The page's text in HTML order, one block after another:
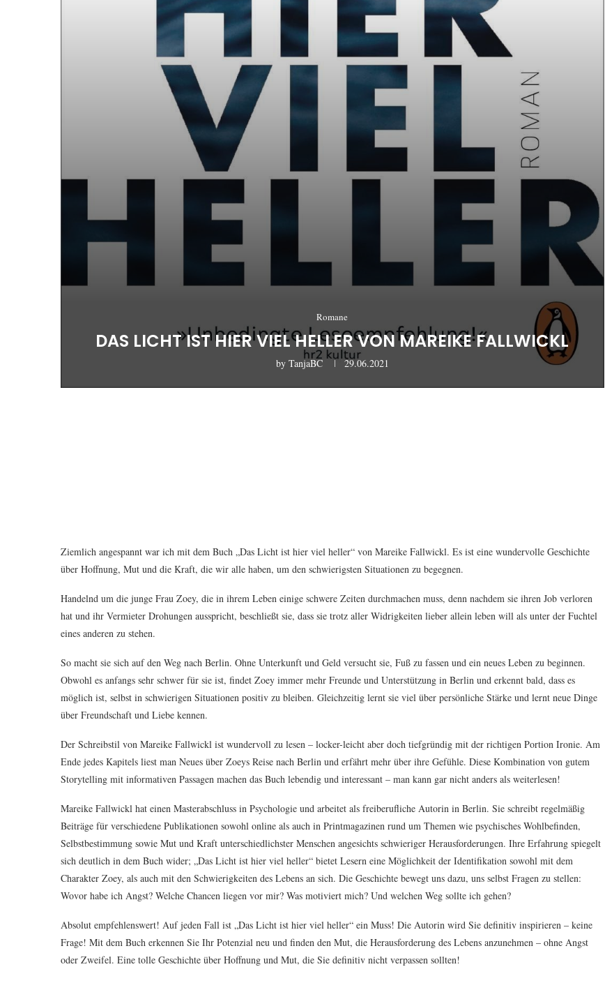
Romane
DAS LICHT IST HIER VIEL HELLER VON MAREIKE FALLWICKL
by TanjaBC 29.06.2021
Ziemlich angespannt war ich mit dem Buch „Das Licht ist hier viel heller“ von Mareike Fallwickl. Es ist eine wundervolle Geschichte
über Hoffnung, Mut und die Kraft, die wir alle haben, um den schwierigsten Situationen zu begegnen.
Handelnd um die junge Frau Zoey, die in ihrem Leben einige schwere Zeiten durchmachen muss, denn nachdem sie ihren Job verloren
hat und ihr Vermieter Drohungen ausspricht, beschließt sie, dass sie trotz aller Widrigkeiten lieber allein leben will als unter der Fuchtel
eines anderen zu stehen.
So macht sie sich auf den Weg nach Berlin. Ohne Unterkunft und Geld versucht sie, Fuß zu fassen und ein neues Leben zu beginnen.
Obwohl es anfangs sehr schwer für sie ist, findet Zoey immer mehr Freunde und Unterstützung in Berlin und erkennt bald, dass es
möglich ist, selbst in schwierigen Situationen positiv zu bleiben. Gleichzeitig lernt sie viel über persönliche Stärke und lernt neue Dinge
über Freundschaft und Liebe kennen.
Der Schreibstil von Mareike Fallwickl ist wundervoll zu lesen – locker-leicht aber doch tiefgründig mit der richtigen Portion Ironie. Am
Ende jedes Kapitels liest man Neues über Zoeys Reise nach Berlin und erfährt mehr über ihre Gefühle. Diese Kombination von gutem
Storytelling mit informativen Passagen machen das Buch lebendig und interessant – man kann gar nicht anders als weiterlesen!
Mareike Fallwickl hat einen Masterabschluss in Psychologie und arbeitet als freiberufliche Autorin in Berlin. Sie schreibt regelmäßig
Beiträge für verschiedene Publikationen sowohl online als auch in Printmagazinen rund um Themen wie psychisches Wohlbefinden,
Selbstbestimmung sowie Mut und Kraft unterschiedlichster Menschen angesichts schwieriger Herausforderungen. Ihre Erfahrung spiegelt
sich deutlich in dem Buch wider; „Das Licht ist hier viel heller“ bietet Lesern eine Möglichkeit der Identifikation sowohl mit dem
Charakter Zoey, als auch mit den Schwierigkeiten des Lebens an sich. Die Geschichte bewegt uns dazu, uns selbst Fragen zu stellen:
Wovor habe ich Angst? Welche Chancen liegen vor mir? Was motiviert mich? Und welchen Weg sollte ich gehen?
Absolut empfehlenswert! Auf jeden Fall ist „Das Licht ist hier viel heller“ ein Muss! Die Autorin wird Sie definitiv inspirieren – keine
Frage! Mit dem Buch erkennen Sie Ihr Potenzial neu und finden den Mut, die Herausforderung des Lebens anzunehmen – ohne Angst
oder Zweifel. Eine tolle Geschichte über Hoffnung und Mut, die Sie definitiv nicht verpassen sollten!